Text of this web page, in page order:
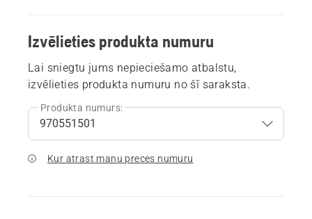
Izvēlieties produkta numuru
Lai sniegtu jums nepieciešamo atbalstu,
izvēlieties produkta numuru no šī saraksta.
Produkta numurs:
Kur atrast manu preces numuru